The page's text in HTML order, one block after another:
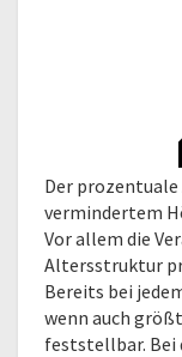
Der
vermindertem
Vor allem die
Altersstruktur
Bereits bei
wenn auch
feststellbar. Bei